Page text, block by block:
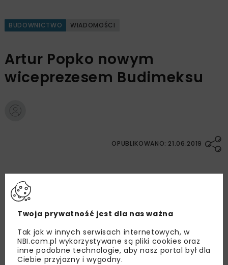
BUDOWNICTWO WIADOMOŚCI
Artur Popko nowym
wiceprezesem Budimeksu
OPUBLIKOWANO: 21.06.2019
Dariusza Blochera, prezesa Zarządu Budimex
S.A. powołała Pana Artura Popko pełniącego
dotychczas funkcję członka Zarządu Budimex
S.A. na funkcję wiceprezesa Zarządu Budimex
S.A. – Dyrektora Operacyjnego.
Twoja prywatność jest dla nas ważna
Tak jak w innych serwisach internetowych, w
NBI.com.pl wykorzystywane są pliki cookies oraz
inne podobne technologie, aby nasz portal był dla
Ciebie przyjazny i wygodny.